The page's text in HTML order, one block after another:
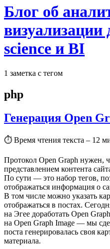
Блог об
science и BI
1 заметка с тегом
php
Генерация Open
⏱ Время чтения текста – 12
Протокол Open Graph нужен,
представлением контента
По сути — это набор тегов,
отображаться информация о
В том числе можно указать
отображаться в постах.
на Эгее доработать Open
на Open Graph Image — мы
поста генерировалась своя
материала.